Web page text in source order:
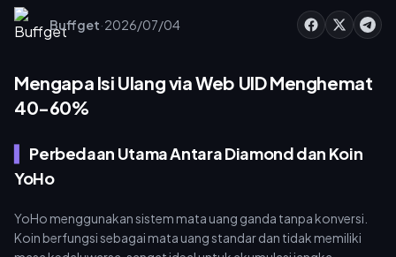
digunakan untuk progres VIP dan fitur sosial. Anda harus
menemukan UID 8-12 digit Anda melalui ikon Gravity untuk
sandi, sehingga memaksimalkan nilai secara instan. Untuk
mendapatkan hasil maksimal dari anggaran Anda,
menggunakan platform tepercaya untuk [top up yoho coins]
memastikan harga yang kompetitif, pengiriman cepat, dan
transaksi yang aman. Platform seperti buffget menyediakan
memungkinkan Anda menimbun mata uang untuk fitur premium
dan peningkatan ruang.
Buffget·2026/07/04
Mengapa Isi Ulang via Web UID Menghemat
40-60%
Perbedaan Utama Antara Diamond dan Koin
YoHo
YoHo menggunakan sistem mata uang ganda tanpa konversi.
Koin berfungsi sebagai mata uang standar dan tidak memiliki